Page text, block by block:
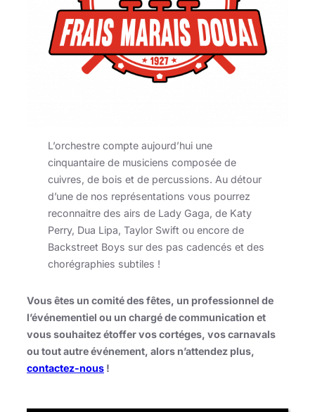
L’orchestre compte aujourd’hui une
cinquantaire de musiciens composée de
cuivres, de bois et de percussions. Au détour
d’une de nos représentations vous pourrez
reconnaitre des airs de Lady Gaga, de Katy
Perry, Dua Lipa, Taylor Swift ou encore de
Backstreet Boys sur des pas cadencés et des
chorégraphies subtiles !
Vous êtes un comité des fêtes, un professionnel de
l’événementiel ou un chargé de communication et
vous souhaitez étoffer vos cortéges, vos carnavals
ou tout autre événement, alors n’attendez plus,
contactez-nous !